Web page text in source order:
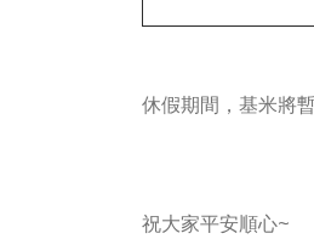
休假期間，基米將
祝大家平安順心~